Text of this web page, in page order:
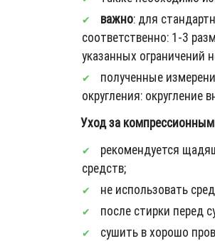
важно: для
соответственно: 1-3
указанных ограничений
полученные
округления: округление
Уход за
рекомендуется
средств;
не использовать
после стирки перед
сушить в хорошо